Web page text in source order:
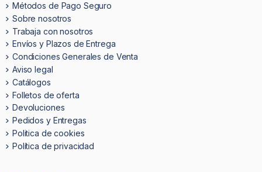
Métodos de Pago Seguro
Sobre nosotros
Trabaja con nosotros
Envíos y Plazos de Entrega
Condiciones Generales de Venta
Aviso legal
Catálogos
Folletos de oferta
Devoluciones
Pedidos y Entregas
Politica de cookies
Política de privacidad